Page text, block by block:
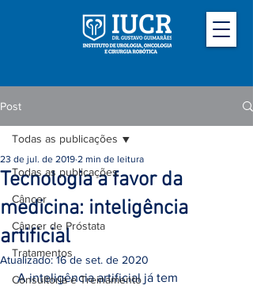
Post
Todas as publicações
Câncer
Câncer de Próstata
Tratamentos
Consultoria e Treinamento
Todas as publicações
Tecnologia a favor da
medicina: inteligência
artificial
23 de jul. de 2019 2 min de leitura
Atualizado:16 de set. de 2020
A inteligência artificial já tem